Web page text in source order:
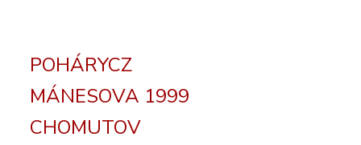
POHÁRYCZ
MÁNESOVA 1999
CHOMUTOV